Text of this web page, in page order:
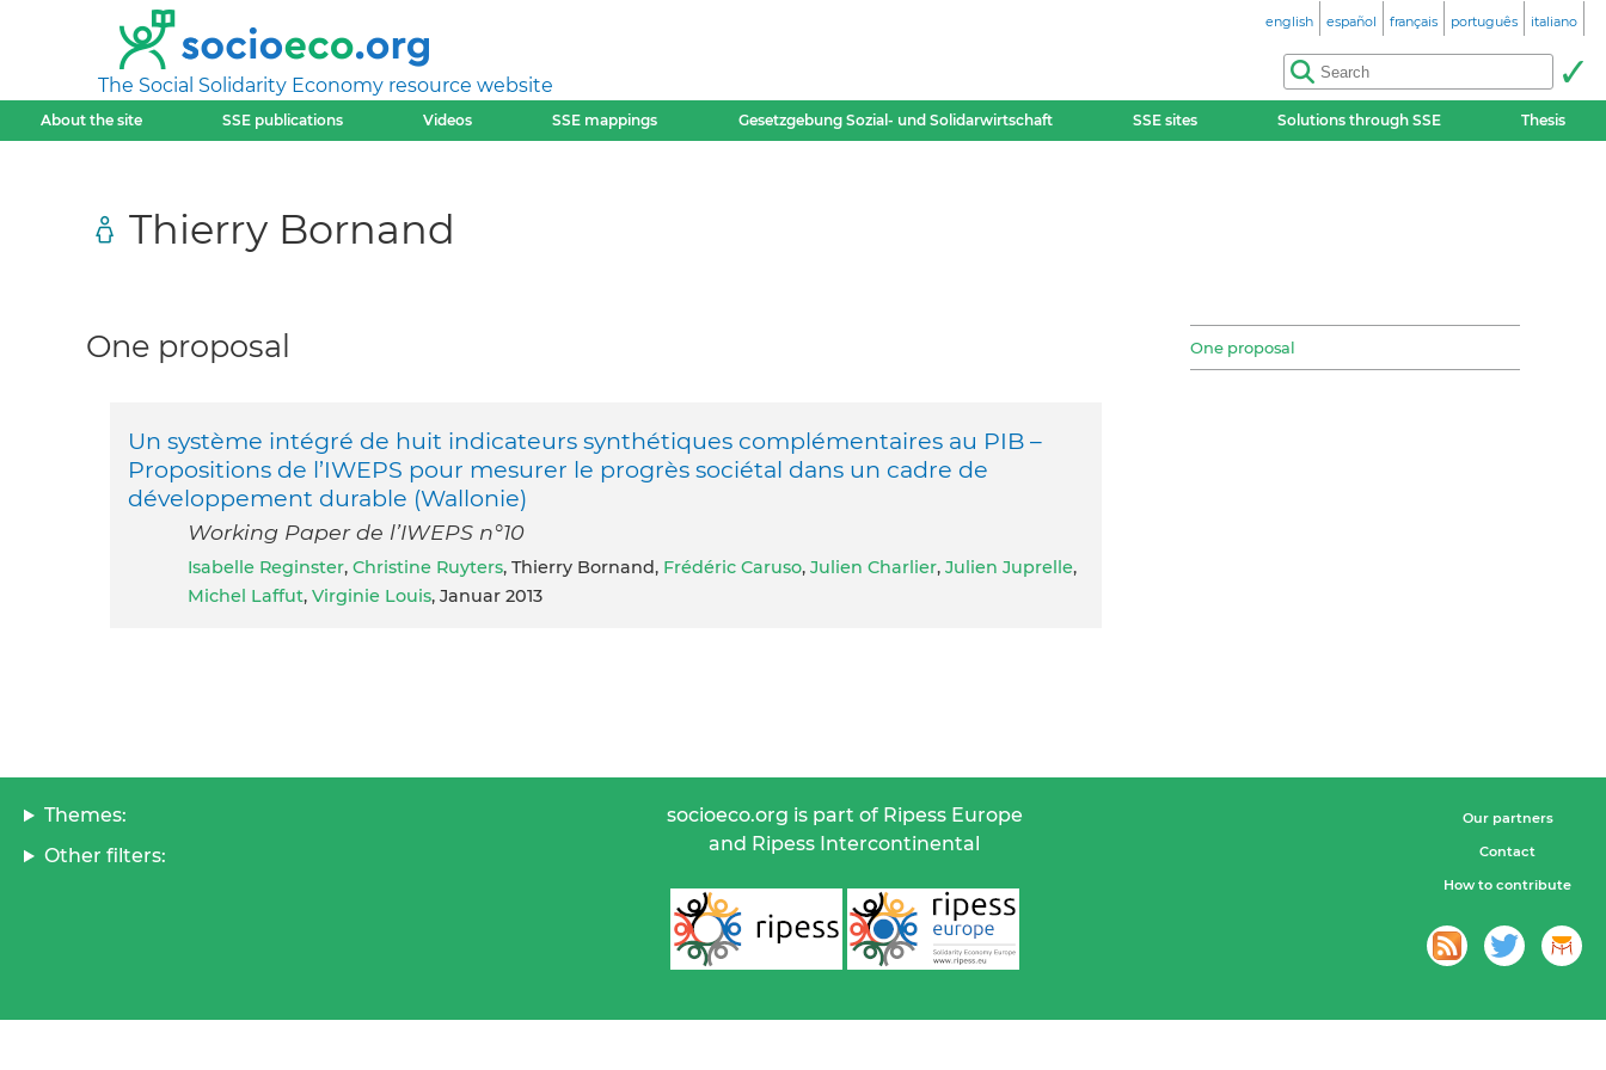
The Social Solidarity Economy resource website
english español français português italiano
About the site SSE publications Videos SSE mappings Gesetzgebung Sozial- und Solidarwirtschaft SSE sites Solutions through SSE Thesis
Thierry Bornand
One proposal
One proposal
Un système intégré de huit indicateurs synthétiques complémentaires au PIB –
Propositions de l’IWEPS pour mesurer le progrès sociétal dans un cadre de
développement durable (Wallonie)
Working Paper de l’IWEPS n°10
Isabelle Reginster, Christine Ruyters, Thierry Bornand, Frédéric Caruso, Julien Charlier, Julien Juprelle,
Michel Laffut, Virginie Louis, Januar 2013
Themes:
Other filters:
socioeco.org is part of Ripess Europe
and Ripess Intercontinental
Our partners
Contact
How to contribute